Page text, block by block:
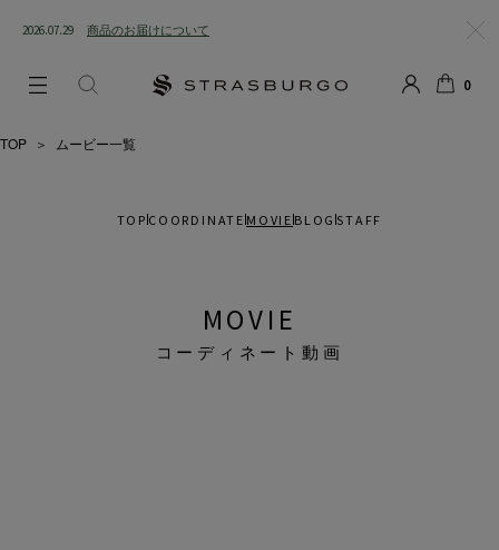
2026.07.29 商品のお届けについて
る
0
TOP ＞ ムービー一覧
TOP COORDINATE MOVIE BLOG STAFF
MOVIE
コーディネート動画